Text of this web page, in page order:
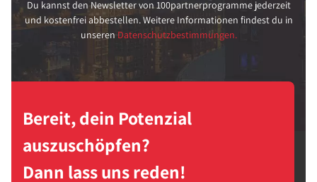
Du kannst den Newsletter von 100partnerprogramme jederzeit
und kostenfrei abbestellen. Weitere Informationen findest du in
unseren Datenschutzbestimmungen.
Bereit, dein Potenzial
auszuschöpfen?
Dann lass uns reden!